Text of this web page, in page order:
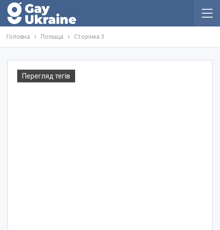
Головна Польща Сторінка 3
Перегляд тегів